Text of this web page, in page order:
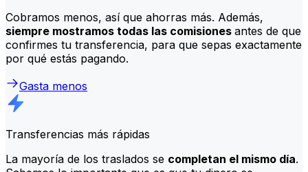
Cobramos menos, así que ahorras más. Además,
siempre mostramos todas las comisiones antes de que
confirmes tu transferencia, para que sepas exactamente
por qué estás pagando.
Gasta menos
Transferencias más rápidas
La mayoría de los traslados se completan el mismo día.